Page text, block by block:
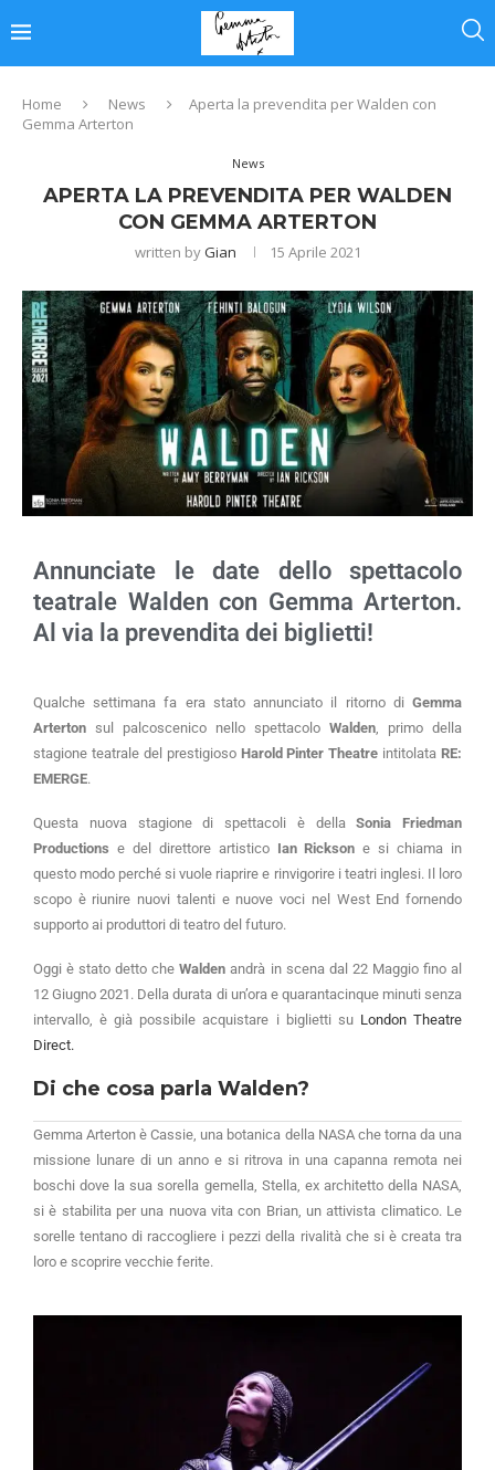
Home News
Aperta la prevendita per Walden con
Gemma Arterton
News
APERTA LA PREVENDITA PER WALDEN
CON GEMMA ARTERTON
written byGian 15 Aprile 2021
Annunciate le date dello spettacolo
teatrale Walden con Gemma Arterton.
Al via la prevendita dei biglietti!
Qualche settimana fa era stato annunciato il ritorno di Gemma
Arterton sul palcoscenico nello spettacolo Walden, primo della
stagione teatrale del prestigioso Harold Pinter Theatre intitolata RE:
EMERGE.
Questa nuova stagione di spettacoli è dellaSonia Friedman
Productions e del direttore artistico Ian Rickson e si chiama in
questo modo perché si vuole riaprire e rinvigorire i teatri inglesi. Il loro
scopo è riunire nuovi talenti e nuove voci nel West End fornendo
supporto ai produttori di teatro del futuro.
Oggi è stato detto cheWalden andrà in scena dal 22 Maggio fino al
12 Giugno 2021. Della durata di un’ora e quarantacinque minuti senza
intervallo, è già possibile acquistare i biglietti su London Theatre
Direct.
Di che cosa parla Walden?
Gemma Arterton è Cassie, una botanica della NASA che torna da una
missione lunare di un anno e si ritrova in una capanna remota nei
boschi dove la sua sorella gemella, Stella, ex architetto della NASA,
si è stabilita per una nuova vita con Brian, un attivista climatico. Le
sorelle tentano di raccogliere i pezzi della rivalità che si è creata tra
loro e scoprire vecchie ferite.